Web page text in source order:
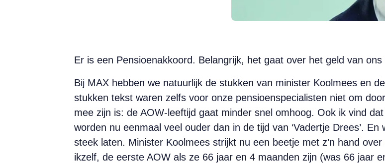
Er is een Pensioenakkoord. Belangrijk, het gaat over het geld van ons
Bij MAX hebben we natuurlijk de stukken van minister Koolmees en
stukken tekst waren zelfs voor onze pensioenspecialisten niet om
mee zijn is: de AOW-leeftijd gaat minder snel omhoog. Ook ik vind
worden nu eenmaal veel ouder dan in de tijd van ‘Vadertje Drees’.
steek laten. Minister Koolmees strijkt nu een beetje met z’n hand
ikzelf, de eerste AOW als ze 66 jaar en 4 maanden zijn (was 66 jaar